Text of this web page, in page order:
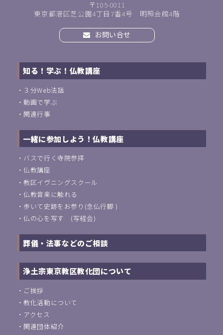
〒105-0011
東京都港区芝公園4丁目7番4号 明照会館4階
お問い合せ
知る！学ぶ！仏教講座
・ ３分Web法話
・動画で学ぶ
・ 関連行事
一緒に参加しよう！仏教講座
・ バスで行く寺院参拝
・仏教講座
・教区イヴニングスクール
・仏教音楽に触れる
・ 歩いて史跡をお参り(念仏行脚 )
・仏の心を写す (写経会)
葬儀・法事などのご相談
浄土宗東京教区教化団について
・ ご挨拶
・教化活動について
・ アクセス
・ 関連団体紹介